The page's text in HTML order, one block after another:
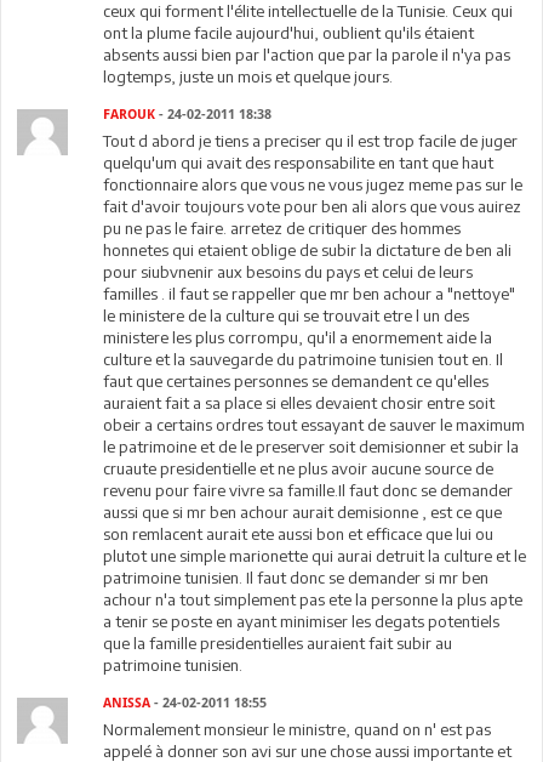
ceux qui forment l'élite intellectuelle de la Tunisie. Ceux qui
ont la plume facile aujourd'hui, oublient qu'ils étaient
absents aussi bien par l'action que par la parole il n'ya pas
logtemps, juste un mois et quelque jours.
FAROUK- 24-02-2011 18:38
Tout d abord je tiens a preciser qu il est trop facile de juger
quelqu'um qui avait des responsabilite en tant que haut
fonctionnaire alors que vous ne vous jugez meme pas sur le
fait d'avoir toujours vote pour ben ali alors que vous auirez
pu ne pas le faire. arretez de critiquer des hommes
honnetes qui etaient oblige de subir la dictature de ben ali
pour siubvnenir aux besoins du pays et celui de leurs
familles . il faut se rappeller que mr ben achour a "nettoye"
le ministere de la culture qui se trouvait etre l un des
ministere les plus corrompu, qu'il a enormement aide la
culture et la sauvegarde du patrimoine tunisien tout en. Il
faut que certaines personnes se demandent ce qu'elles
auraient fait a sa place si elles devaient chosir entre soit
obeir a certains ordres tout essayant de sauver le maximum
le patrimoine et de le preserver soit demisionner et subir la
cruaute presidentielle et ne plus avoir aucune source de
revenu pour faire vivre sa famille.Il faut donc se demander
aussi que si mr ben achour aurait demisionne , est ce que
son remlacent aurait ete aussi bon et efficace que lui ou
plutot une simple marionette qui aurai detruit la culture et le
patrimoine tunisien. Il faut donc se demander si mr ben
achour n'a tout simplement pas ete la personne la plus apte
a tenir se poste en ayant minimiser les degats potentiels
que la famille presidentielles auraient fait subir au
patrimoine tunisien.
ANISSA - 24-02-2011 18:55
Normalement monsieur le ministre, quand on n' est pas
appelé à donner son avi sur une chose aussi importante et